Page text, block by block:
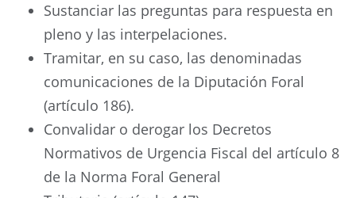
Sustanciar las preguntas para respuesta en
pleno y las interpelaciones.
Tramitar, en su caso, las denominadas
comunicaciones de la Diputación Foral
(artículo 186).
Convalidar o derogar los Decretos
Normativos de Urgencia Fiscal del artículo 8
de la Norma Foral General